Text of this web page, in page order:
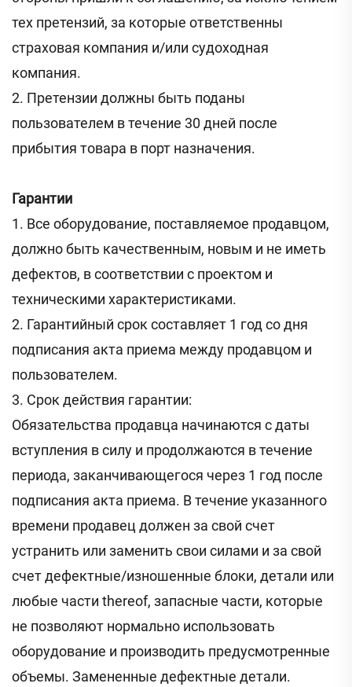
тех претензий, за которые ответственны
страховая компания и/или судоходная
компания.
2. Претензии должны быть поданы
пользователем в течение 30 дней после
прибытия товара в порт назначения.
Гарантии
1. Все оборудование, поставляемое продавцом,
должно быть качественным, новым и не иметь
дефектов, в соответствии с проектом и
техническими характеристиками.
2. Гарантийный срок составляет 1 год со дня
подписания акта приема между продавцом и
пользователем.
3. Срок действия гарантии:
Обязательства продавца начинаются с даты
вступления в силу и продолжаются в течение
периода, заканчивающегося через 1 год после
подписания акта приема. В течение указанного
времени продавец должен за свой счет
устранить или заменить свои силами и за свой
счет дефектные/изношенные блоки, детали или
любые части thereof, запасные части, которые
не позволяют нормально использовать
оборудование и производить предусмотренные
объемы. Замененные дефектные детали.